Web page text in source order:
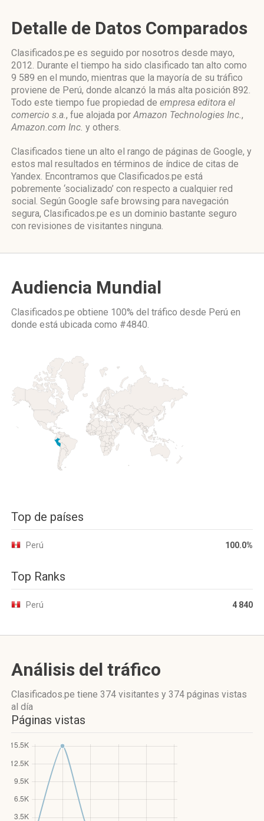
Detalle de Datos Comparados
Clasificados.pe es seguido por nosotros desde mayo,
2012. Durante el tiempo ha sido clasificado tan alto como
9 589 en el mundo, mientras que la mayoría de su tráfico
proviene de Perú, donde alcanzó la más alta posición 892.
Todo este tiempo fue propiedad de empresa editora el
comercio s.a., fue alojada porAmazon Technologies Inc.,
Amazon.com Inc. y others.
Clasificados tiene un alto el rango de páginas de Google, y
estos mal resultados en términos de índice de citas de
Yandex. Encontramos que Clasificados.pe está
pobremente ‘socializado’ con respecto a cualquier red
social. Según Google safe browsing para navegación
segura, Clasificados.pe es un dominio bastante seguro
con revisiones de visitantes ninguna.
Audiencia Mundial
Clasificados.pe obtiene 100% del tráfico desde Perú en
donde está ubicada como #4840.
Top de países
Perú 100.0%
Top Ranks
Perú 4 840
Análisis del tráfico
Clasificados.pe tiene 374 visitantes y 374 páginas vistas
al día
Páginas vistas